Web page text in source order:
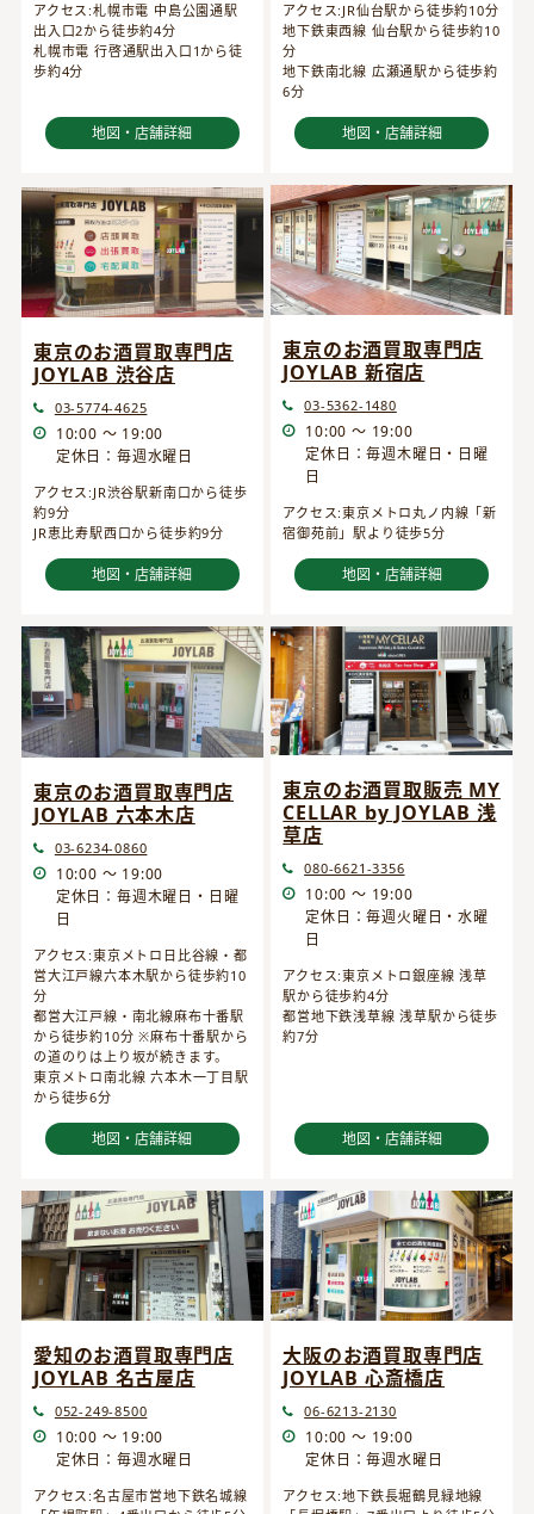
アクセス:札幌市電 中島公園通駅
出入口2から徒歩約4分
札幌市電 行啓通駅出入口1から徒
歩約4分
地図・店舗詳細
アクセス:JR仙台駅から徒歩約10分
地下鉄東西線 仙台駅から徒歩約10
分
地下鉄南北線 広瀬通駅から徒歩約
6分
地図・店舗詳細
東京のお酒買取専門店
JOYLAB 渋谷店
03-5774-4625
10:00 ～ 19:00
定休日：毎週水曜日
アクセス:JR渋谷駅新南口から徒歩
約9分
JR恵比寿駅西口から徒歩約9分
地図・店舗詳細
東京のお酒買取専門店
JOYLAB 新宿店
03-5362-1480
10:00 ～ 19:00
定休日：毎週木曜日・日曜
日
アクセス:東京メトロ丸ノ内線「新
宿御苑前」駅より徒歩5分
地図・店舗詳細
東京のお酒買取専門店
JOYLAB 六本木店
03-6234-0860
10:00 ～ 19:00
定休日：毎週木曜日・日曜
日
アクセス:東京メトロ日比谷線・都
営大江戸線六本木駅から徒歩約10
分
都営大江戸線・南北線麻布十番駅
から徒歩約10分 ※麻布十番駅から
の道のりは上り坂が続きます。
東京メトロ南北線 六本木一丁目駅
から徒歩6分
地図・店舗詳細
東京のお酒買取販売 MY
CELLAR by JOYLAB 浅
草店
080-6621-3356
10:00 ～ 19:00
定休日：毎週火曜日・水曜
日
アクセス:東京メトロ銀座線 浅草
駅から徒歩約4分
都営地下鉄浅草線 浅草駅から徒歩
約7分
地図・店舗詳細
愛知のお酒買取専門店
JOYLAB 名古屋店
052-249-8500
10:00 ～ 19:00
定休日：毎週水曜日
アクセス:名古屋市営地下鉄名城線
大阪のお酒買取専門店
JOYLAB 心斎橋店
06-6213-2130
10:00 ～ 19:00
定休日：毎週水曜日
アクセス:地下鉄長堀鶴見緑地線